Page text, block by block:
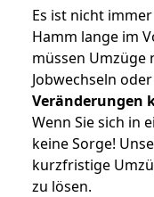
Es ist nicht
Hamm lange im
müssen Umzüge
Jobwechseln
Veränderungen
Wenn Sie sich in
keine Sorge!
kurzfristige
zu lösen.